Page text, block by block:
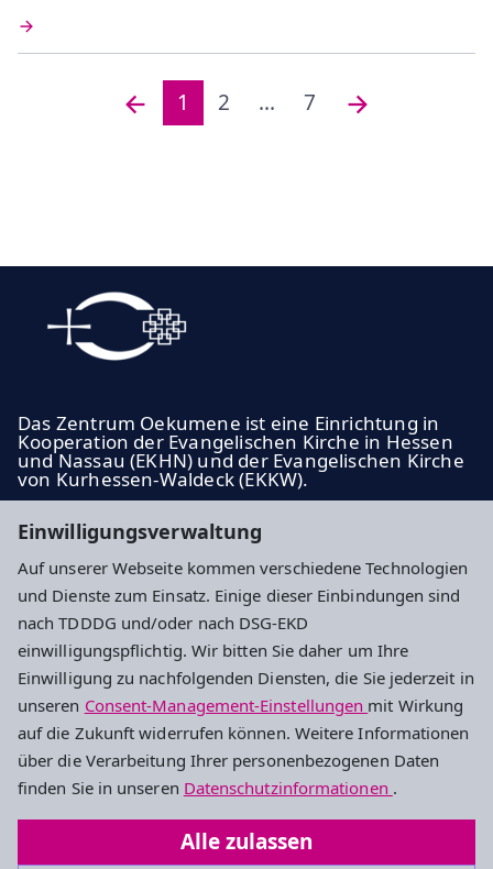
Einwilligungsverwaltung
Auf unserer Webseite kommen verschiedene Technologien
und Dienste zum Einsatz. Einige dieser Einbindungen sind
nach TDDDG und/oder nach DSG-EKD
einwilligungspflichtig. Wir bitten Sie daher um Ihre
Einwilligung zu nachfolgenden Diensten, die Sie jederzeit in
unseren Consent-Management-Einstellungen mit Wirkung
auf die Zukunft widerrufen können. Weitere Informationen
über die Verarbeitung Ihrer personenbezogenen Daten
finden Sie in unseren Datenschutzinformationen .
Alle zulassen
1 2 ... 7
Das Zentrum Oekumene ist eine Einrichtung in
Kooperation der Evangelischen Kirche in Hessen
und Nassau (EKHN) und der Evangelischen Kirche
von Kurhessen-Waldeck (EKKW).
ekkw.de
Cookie-Einstellungen
Zentrum Oekumene
Praunheimer Landstraße 206
60488 Frankfurt
info@zentrum-oekumene.de